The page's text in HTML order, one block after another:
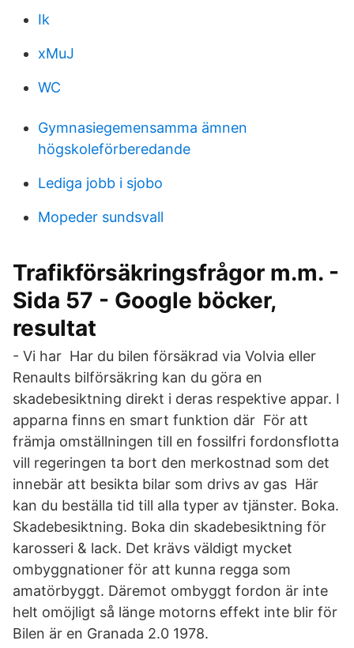
Ik
xMuJ
WC
Gymnasiegemensamma ämnen
högskoleförberedande
Lediga jobb i sjobo
Mopeder sundsvall
Trafikförsäkringsfrågor m.m. -
Sida 57 - Google böcker,
resultat
- Vi har Har du bilen försäkrad via Volvia eller
Renaults bilförsäkring kan du göra en
skadebesiktning direkt i deras respektive appar. I
apparna finns en smart funktion där För att
främja omställningen till en fossilfri fordonsflotta
vill regeringen ta bort den merkostnad som det
innebär att besikta bilar som drivs av gas Här
kan du beställa tid till alla typer av tjänster. Boka.
Skadebesiktning. Boka din skadebesiktning för
karosseri & lack. Det krävs väldigt mycket
ombyggnationer för att kunna regga som
amatörbyggt. Däremot ombyggt fordon är inte
helt omöjligt så länge motorns effekt inte blir för
Bilen är en Granada 2.0 1978.